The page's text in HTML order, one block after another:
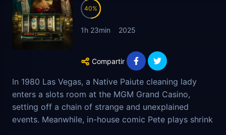
40
1h 23min 2025
Compartir
In 1980 Las Vegas, a Native Paiute cleaning lady
enters a slots room at the MGM Grand Casino,
setting off a chain of strange and unexplained
events. Meanwhile, in-house comic Pete plays shrink